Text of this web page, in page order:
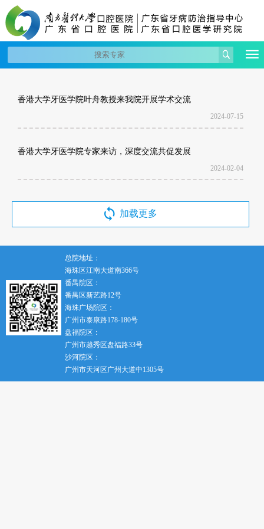
香港大学牙医学院叶舟教授来我院开展学术交流
2024-07-15
香港大学牙医学院专家来访，深度交流共促发展
2024-02-04
加载更多
总院地址：
海珠区江南大道南366号
番禺院区：
番禺区新艺路12号
海珠广场院区：
广州市泰康路178-180号
盘福院区：
广州市越秀区盘福路33号
沙河院区：
广州市天河区广州大道中1305号